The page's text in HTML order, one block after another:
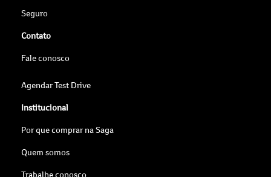
Seguro
Contato
Fale conosco
Agendar Test Drive
Institucional
Por que comprar na Saga
Quem somos
Trabalhe conosco